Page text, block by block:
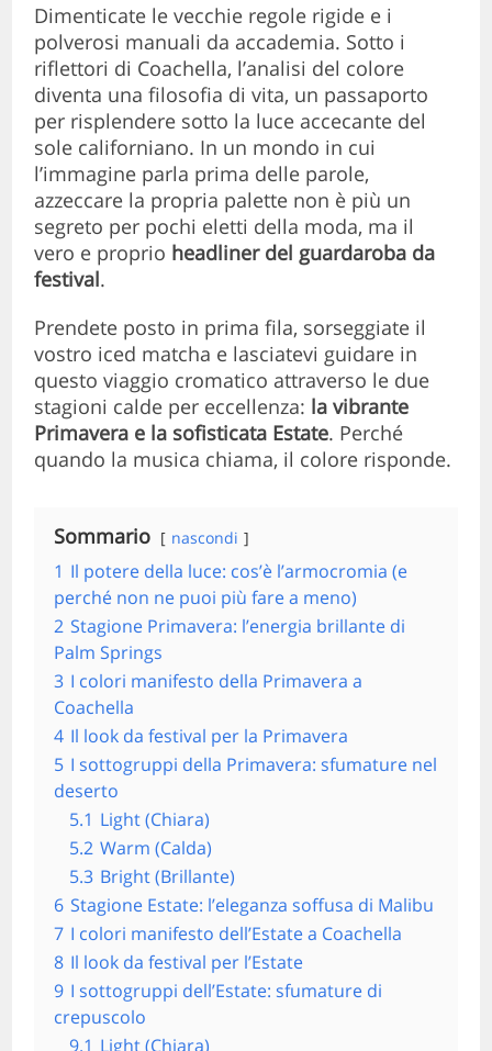
Dimenticate le vecchie regole rigide e i
polverosi manuali da accademia. Sotto i
riflettori di Coachella, l’analisi del colore
diventa una filosofia di vita, un passaporto
per risplendere sotto la luce accecante del
sole californiano. In un mondo in cui
l’immagine parla prima delle parole,
azzeccare la propria palette non è più un
segreto per pochi eletti della moda, ma il
vero e proprio headliner del guardaroba da
festival.
Prendete posto in prima fila, sorseggiate il
vostro iced matcha e lasciatevi guidare in
questo viaggio cromatico attraverso le due
stagioni calde per eccellenza: la vibrante
Primavera e la sofisticata Estate. Perché
quando la musica chiama, il colore risponde.
Sommario nascondi
1 Il potere della luce: cos’è l’armocromia (e
perché non ne puoi più fare a meno)
2 Stagione Primavera: l’energia brillante di
Palm Springs
3 I colori manifesto della Primavera a
Coachella
4 Il look da festival per la Primavera
5 I sottogruppi della Primavera: sfumature nel
deserto
5.1 Light (Chiara)
5.2 Warm (Calda)
5.3 Bright (Brillante)
6 Stagione Estate: l’eleganza soffusa di Malibu
7 I colori manifesto dell’Estate a Coachella
8 Il look da festival per l’Estate
9 I sottogruppi dell’Estate: sfumature di
crepuscolo
9.1 Light (Chiara)